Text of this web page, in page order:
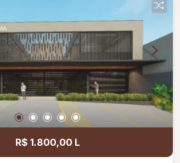
área ajardinada e uma excelente
um ambiente agradável para
espaço estratégico,
para impulsionar o
seu negócio.
R$ 1.800,00 L